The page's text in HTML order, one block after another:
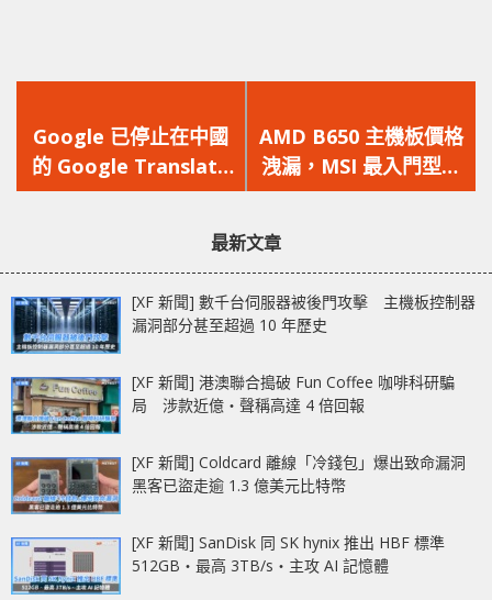
一
篇
文
Google 已停止在中國
的 Google Translate
翻譯服務
一
篇
文
AMD B650 主機板價格
洩漏，MSI 最入門型號
入手價為 189 美金
最新文章
[XF 新聞] 數千台伺服器被後門攻擊 主機板控制器
漏洞部分甚至超過 10 年歷史
[XF 新聞] 港澳聯合搗破 Fun Coffee 咖啡科研騙
局 涉款近億‧聲稱高達 4 倍回報
[XF 新聞] Coldcard 離線「冷錢包」爆出致命漏洞
黑客已盜走逾 1.3 億美元比特幣
[XF 新聞] SanDisk 同 SK hynix 推出 HBF 標準
512GB‧最高 3TB/s‧主攻 AI 記憶體